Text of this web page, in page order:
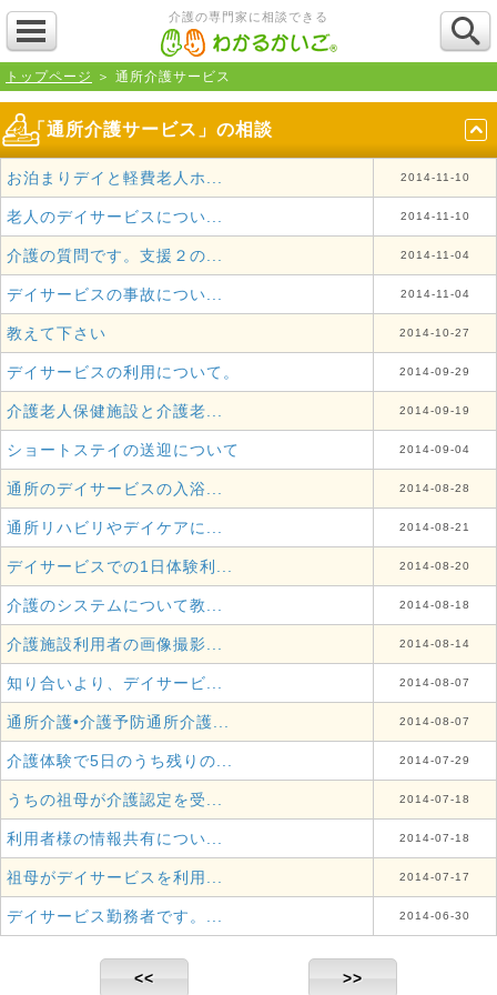
介護の専門家に相談できる
トップページ ＞ 通所介護サービス
「通所介護サービス」の相談
お泊まりデイと軽費老人ホ... 2014-11-10
老人のデイサービスについ... 2014-11-10
介護の質問です。支援２の... 2014-11-04
デイサービスの事故につい... 2014-11-04
教えて下さい 2014-10-27
デイサービスの利用について。 2014-09-29
介護老人保健施設と介護老... 2014-09-19
ショートステイの送迎について 2014-09-04
通所のデイサービスの入浴... 2014-08-28
通所リハビリやデイケアに... 2014-08-21
デイサービスでの1日体験利... 2014-08-20
介護のシステムについて教... 2014-08-18
介護施設利用者の画像撮影... 2014-08-14
知り合いより、デイサービ... 2014-08-07
通所介護•介護予防通所介護... 2014-08-07
介護体験で5日のうち残りの... 2014-07-29
うちの祖母が介護認定を受... 2014-07-18
利用者様の情報共有につい... 2014-07-18
祖母がデイサービスを利用... 2014-07-17
デイサービス勤務者です。... 2014-06-30
<< >>